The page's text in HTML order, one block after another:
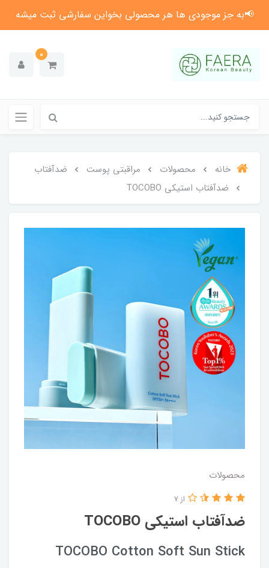
📢به جز موجودی ها هر محصولی بخواین سفارشی ثبت میشه
0
خانه محصولات مراقبتی پوست
ضدآفتاب
ضدآفتاب استیکی TOCOBO
محصولات
ضدآفتاب استیکی TOCOBO
از 7
TOCOBO Cotton Soft Sun Stick